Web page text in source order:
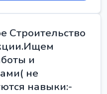
Строительство
и
не
навыки:-